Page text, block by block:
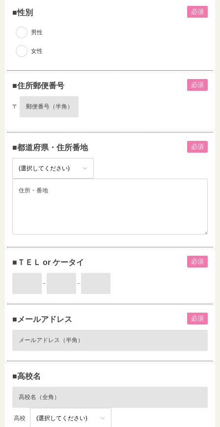
■性別 必須
男性
女性
■住所郵便番号 必須
〒
■都道府県・住所番地 必須
■ＴＥＬ or ケータイ 必須
- -
■メールアドレス 必須
■高校名
高校